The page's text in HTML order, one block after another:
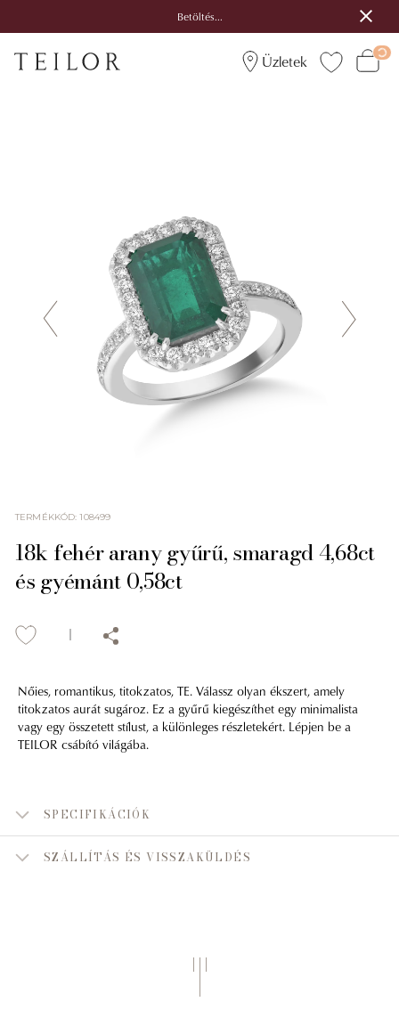
Betöltés...
Üzletek
TERMÉKKÓD:108499
18k fehér arany gyűrű, smaragd 4,68ct
és gyémánt 0,58ct
Nőies, romantikus, titokzatos, TE. Válassz olyan ékszert, amely
titokzatos aurát sugároz. Ez a gyűrű kiegészíthet egy minimalista
vagy egy összetett stílust, a különleges részletekért. Lépjen be a
TEILOR csábító világába.
SPECIFIKÁCIÓK
SZÁLLÍTÁS ÉS VISSZAKÜLDÉS